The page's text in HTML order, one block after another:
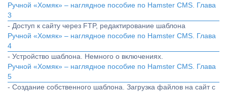
Ручной «Хомяк» – наглядное пособие по Hamster CMS. Глава
3
- Доступ к сайту через FTP, редактирование шаблона
Ручной «Хомяк» – наглядное пособие по Hamster CMS. Глава
4
- Устройство шаблона. Немного о включениях.
Ручной «Хомяк» – наглядное пособие по Hamster CMS. Глава
5
- Создание собственного шаблона. Загрузка файлов на сайт с